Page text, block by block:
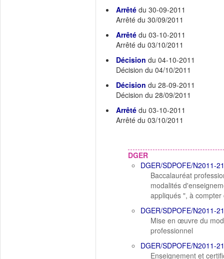
Arrêté du 30-09-2011
Arrêté du 30/09/2011
Arrêté du 03-10-2011
Arrêté du 03/10/2011
Décision du 04-10-2011
Décision du 04/10/2011
Décision du 28-09-2011
Décision du 28/09/2011
Arrêté du 03-10-2011
Arrêté du 03/10/2011
DGER
DGER/SDPOFE/N2011-
Baccalauréat
modalités
appliqués ", à
DGER/SDPOFE/N2011-
Mise en œuvre du
professionnel
DGER/SDPOFE/N2011-
Enseignement et